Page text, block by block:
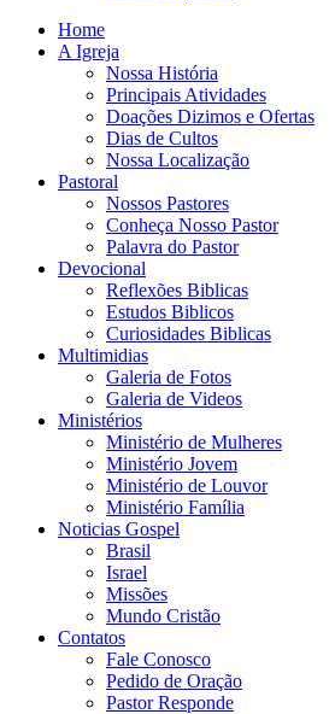
Home
A Igreja
Nossa História
Principais Atividades
Doações Dizimos e Ofertas
Dias de Cultos
Nossa Localização
Pastoral
Nossos Pastores
Conheça Nosso Pastor
Palavra do Pastor
Devocional
Reflexões Biblicas
Estudos Biblicos
Curiosidades Biblicas
Multimidias
Galeria de Fotos
Galeria de Videos
Ministérios
Ministério de Mulheres
Ministério Jovem
Ministério de Louvor
Ministério Família
Noticias Gospel
Brasil
Israel
Missões
Mundo Cristão
Contatos
Fale Conosco
Pedido de Oração
Pastor Responde